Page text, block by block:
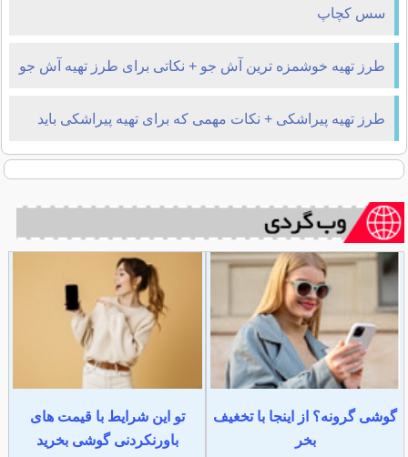
سس کچاپ
طرز تهیه خوشمزه ترین آش جو + نکاتی برای طرز تهیه آش جو
طرز تهیه پیراشکی + نکات مهمی که برای تهیه پیراشکی باید
بدانید
گوشی گرونه؟ از اینجا با تخغیف
بخر
تو این شرایط با قیمت های
باورنکردنی گوشی بخرید